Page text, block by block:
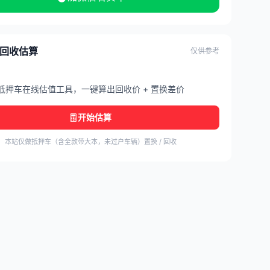
收估算 仅供参考
押车在线估值工具，一键算出回收价 + 置换差价
开始估算
本站仅做抵押车（含全款带大本，未过户车辆）置换 / 回收